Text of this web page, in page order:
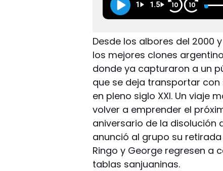
1 1.5 10 10
Desde los albores del 2000
los mejores clones
donde ya capturaron a un
que se deja transportar
en pleno siglo XXI. Un viaje
volver a emprender el
aniversario de la disolución
anunció al grupo su
Ringo y George regresen a
tablas sanjuaninas.